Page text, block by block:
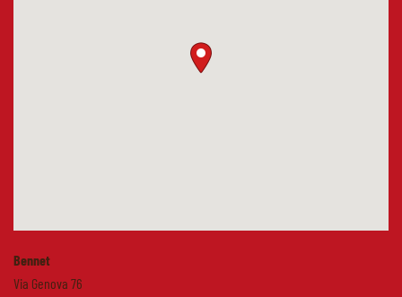
Bennet
Via Genova 76